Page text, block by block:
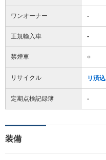
ワンオーナー -
正規輸入車 -
禁煙車 ○
リサイクル リ済込
定期点検記録簿 -
装備